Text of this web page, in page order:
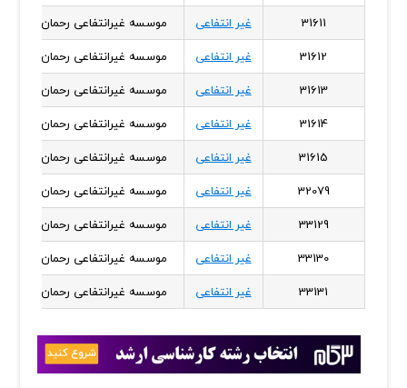
31611
غیر انتفاعی
موسسه غیرانتفاعی رحمان - رامسر
31612
غیر انتفاعی
موسسه غیرانتفاعی رحمان - رامسر
31613
غیر انتفاعی
موسسه غیرانتفاعی رحمان - رامسر
31614
غیر انتفاعی
موسسه غیرانتفاعی رحمان - رامسر
31615
غیر انتفاعی
موسسه غیرانتفاعی رحمان - رامسر
32079
غیر انتفاعی
موسسه غیرانتفاعی رحمان - رامسر
33129
غیر انتفاعی
موسسه غیرانتفاعی رحمان - رامسر
33130
غیر انتفاعی
موسسه غیرانتفاعی رحمان - رامسر
33131
غیر انتفاعی موسسه غیرانتفاعی رحمان - رامسر